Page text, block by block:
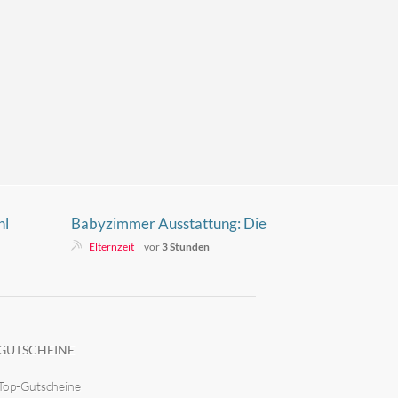
Babyzimmer Ausstattung: Die
komplette Checkliste für 2026
Elternzeit vor 3 Stunden
Gutscheine